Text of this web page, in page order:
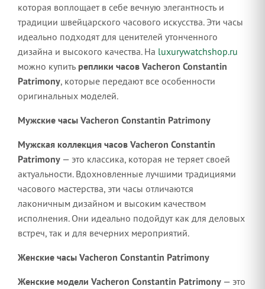
которая воплощает в себе вечную элегантность и
традиции швейцарского часового искусства. Эти часы
идеально подходят для ценителей утонченного
дизайна и высокого качества. На luxurywatchshop.ru
можно купить реплики часов Vacheron Constantin
Patrimony, которые передают все особенности
оригинальных моделей.
Мужские часы Vacheron Constantin Patrimony
Мужская коллекция часов Vacheron Constantin
Patrimony — это классика, которая не теряет своей
актуальности. Вдохновленные лучшими традициями
часового мастерства, эти часы отличаются
лаконичным дизайном и высоким качеством
исполнения. Они идеально подойдут как для деловых
встреч, так и для вечерних мероприятий.
Женские часы Vacheron Constantin Patrimony
Женские модели Vacheron Constantin Patrimony — это